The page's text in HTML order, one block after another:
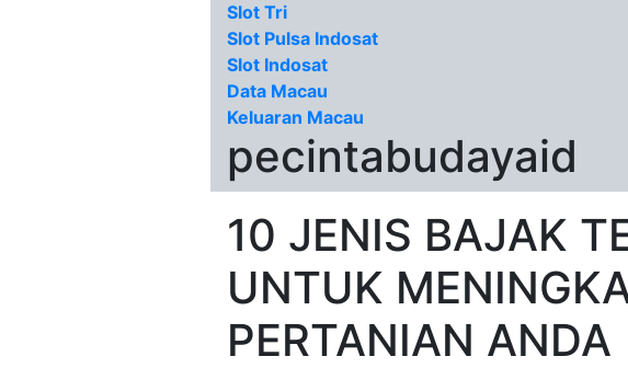
Slot Tri
Slot Pulsa Indosat
Slot Indosat
Data Macau
Keluaran Macau
pecintabudayaid
10 JENIS BAJAK
UNTUK
PERTANIAN ANDA